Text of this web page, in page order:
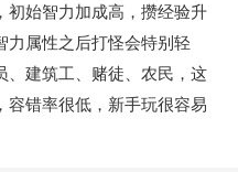
初始智力加成高，攒经验升
力属性之后打怪会特别轻
、建筑工、赌徒、农民，这
容错率很低，新手玩很容易